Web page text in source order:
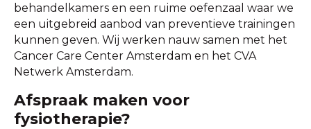
behandelkamers en een ruime oefenzaal waar we
een uitgebreid aanbod van preventieve trainingen
kunnen geven. Wij werken nauw samen met het
Cancer Care Center Amsterdam en het CVA
Netwerk Amsterdam.
Afspraak maken voor
fysiotherapie?